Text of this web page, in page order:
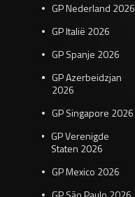
GP Nederland 2026
GP Italië 2026
GP Spanje 2026
GP Azerbeidzjan
2026
GP Singapore 2026
GP Verenigde
Staten 2026
GP Mexico 2026